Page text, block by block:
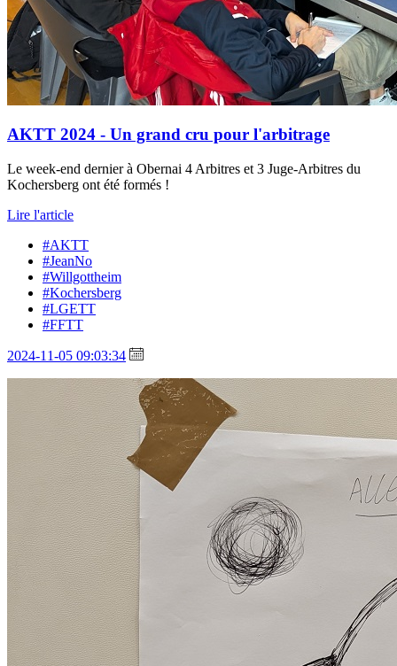
AKTT 2024 - Un grand cru pour l'arbitrage
Le week-end dernier à Obernai 4 Arbitres et 3 Juge-Arbitres du
Kochersberg ont été formés !
Lire l'article
#AKTT
#JeanNo
#Willgottheim
#Kochersberg
#LGETT
#FFTT
2024-11-05 09:03:34